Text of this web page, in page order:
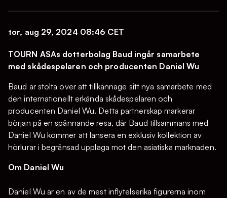
tor, aug 29, 2024 08:46 CET
TOURN ASAs dotterbolag Baud ingår samarbete
med skådespelaren och producenten Daniel Wu
Baud är stolta över att tillkännage sitt nya samarbete med
den internationellt erkända skådespelaren och
producenten Daniel Wu. Detta partnerskap markerar
början på en spännande resa, där Baud tillsammans med
Daniel Wu kommer att lansera en exklusiv kollektion av
hörlurar i begränsad upplaga mot den asiatiska marknaden.
Om Daniel Wu
Daniel Wu är en av de mest inflytelserika figurerna inom